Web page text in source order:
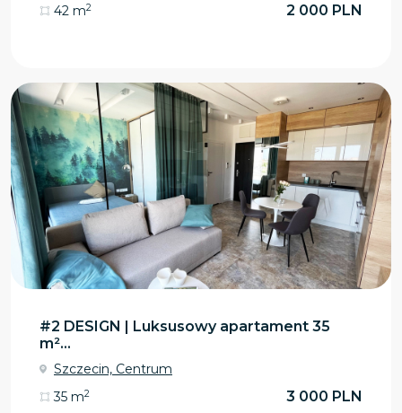
42 m2 2 000 PLN
#2 DESIGN | Luksusowy apartament 35
m²...
Szczecin, Centrum
35 m2 3 000 PLN